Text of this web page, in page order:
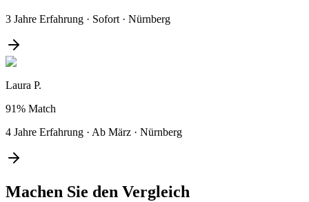
3 Jahre Erfahrung · Sofort · Nürnberg
Laura P.
91% Match
4 Jahre Erfahrung · Ab März · Nürnberg
Machen Sie den Vergleich